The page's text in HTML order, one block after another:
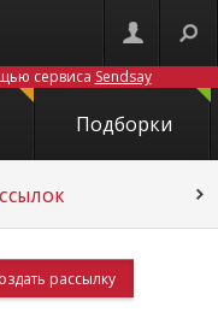
сервиса Sendsay
Подборки
рассылку